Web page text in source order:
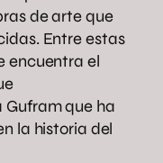
de arte que
Entre estas
encuentra el
que ha
la historia del